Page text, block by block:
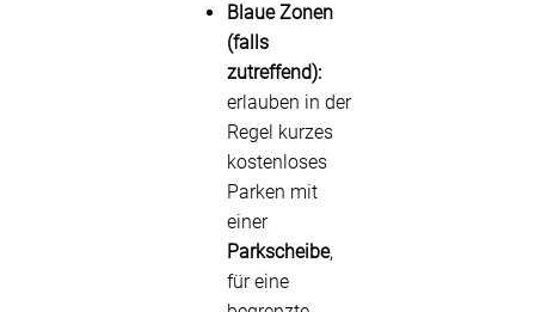
Blaue Zonen
(falls
zutreffend):
erlauben in der
Regel kurzes
kostenloses
Parken mit
einer
Parkscheibe,
für eine